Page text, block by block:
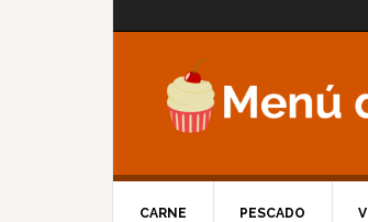
CARNE PESCADO